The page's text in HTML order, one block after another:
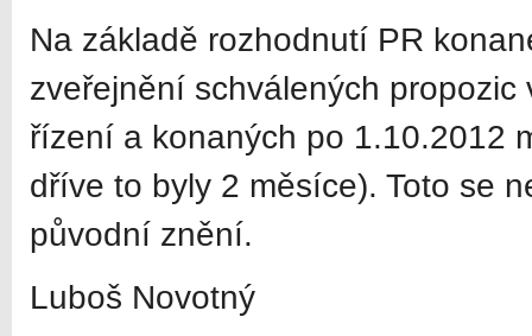
Na základě rozhodnutí PR
zveřejnění schválených
řízení a konaných po 1.10.2012
dříve to byly 2 měsíce). Toto se
původní znění.
Luboš Novotný